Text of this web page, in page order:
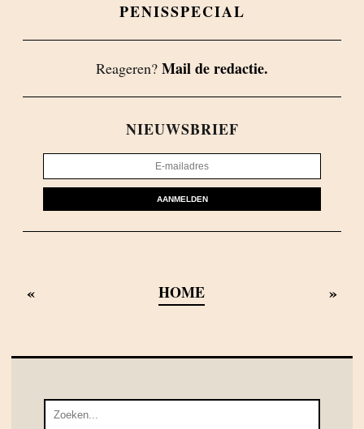
PENISSPECIAL
Reageren? Mail de redactie.
NIEUWSBRIEF
AANMELDEN
« HOME »